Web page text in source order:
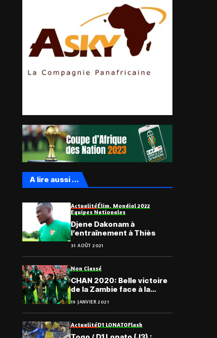
A lire aussi ...
ActualitéÉlim. Mondial 2022
Equipes Nationales
Djene Dakonam à
l’entraînement à Thiès
31 AOÛT 2021
Non Classé
CHAN 2020: Belle victoire
de la Zambie face à la
Tanzanie
19 JANVIER 2021
ActualitéD1 LONATOFlash